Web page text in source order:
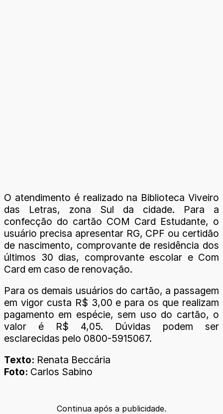
O atendimento é realizado na Biblioteca Viveiro
das Letras, zona Sul da cidade. Para a
confecção do cartão COM Card Estudante, o
usuário precisa apresentar RG, CPF ou certidão
de nascimento, comprovante de residência dos
últimos 30 dias, comprovante escolar e Com
Card em caso de renovação.
Para os demais usuários do cartão, a passagem
em vigor custa R$ 3,00 e para os que realizam
pagamento em espécie, sem uso do cartão, o
valor é R$ 4,05. Dúvidas podem ser
esclarecidas pelo 0800-5915067.
Texto: Renata Beccária
Foto: Carlos Sabino
Continua após a publicidade.